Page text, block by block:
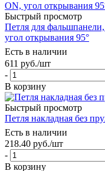
Быстрый просмотр
Петля для
угол открывания 95°
Есть в наличии
611 руб./шт
-
В корзину
Быстрый просмотр
Петля накладная без
Есть в наличии
218.40 руб./шт
-
В корзину